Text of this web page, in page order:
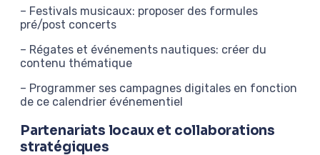
– Festivals musicaux: proposer des formules
pré/post concerts
– Régates et événements nautiques: créer du
contenu thématique
– Programmer ses campagnes digitales en fonction
de ce calendrier événementiel
Partenariats locaux et collaborations
stratégiques